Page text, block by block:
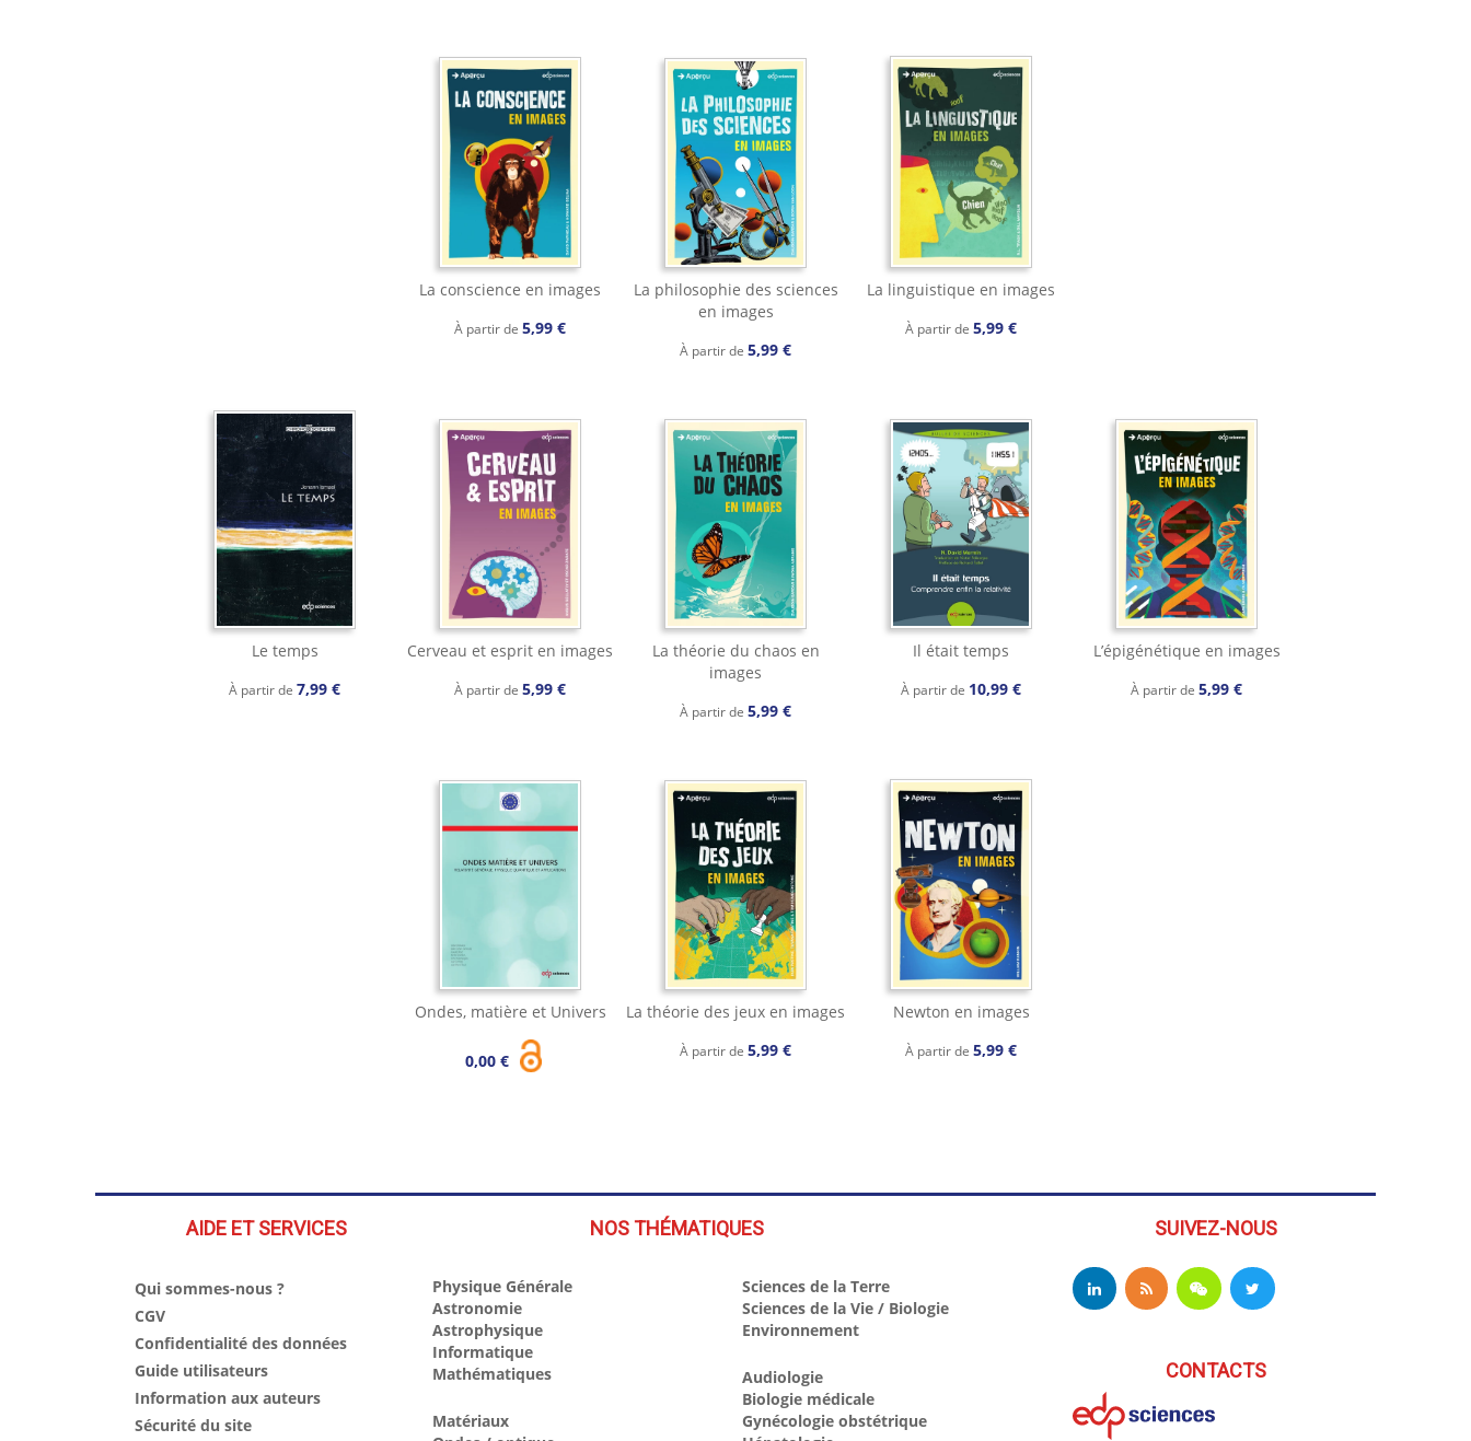
La conscience en images
À partir de 5,99 €
La philosophie des sciences
en images
À partir de 5,99 €
La linguistique en images
À partir de 5,99 €
Le temps
À partir de 7,99 €
Cerveau et esprit en images
À partir de 5,99 €
La théorie du chaos en
images
À partir de 5,99 €
Il était temps
À partir de 10,99 €
L’épigénétique en images
À partir de 5,99 €
Ondes, matière et Univers
0,00 €
La théorie des jeux en images
À partir de 5,99 €
Newton en images
À partir de 5,99 €
AIDE ET SERVICES
Qui sommes-nous ?
CGV
Confidentialité des données
Guide utilisateurs
Information aux auteurs
Sécurité du site
NOS THÉMATIQUES
Physique Générale
Astronomie
Astrophysique
Informatique
Mathématiques
Matériaux
Sciences de la Terre
Sciences de la Vie / Biologie
Environnement
Audiologie
Biologie médicale
Gynécologie obstétrique
SUIVEZ-NOUS
CONTACTS